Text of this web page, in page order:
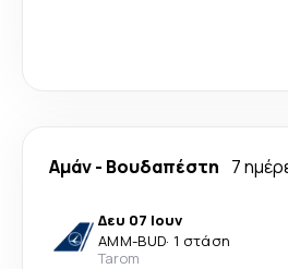
Αμάν- Βουδαπέστη 7
Δευ 07 Ιουν
AMM-BUD· 1 στάση
Tarom